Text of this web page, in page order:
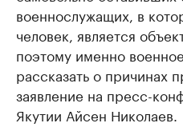
военнослужащих, в
человек, является
поэтому именно
рассказать о причинах
заявление на пресс-
Якутии Айсен Николаев.